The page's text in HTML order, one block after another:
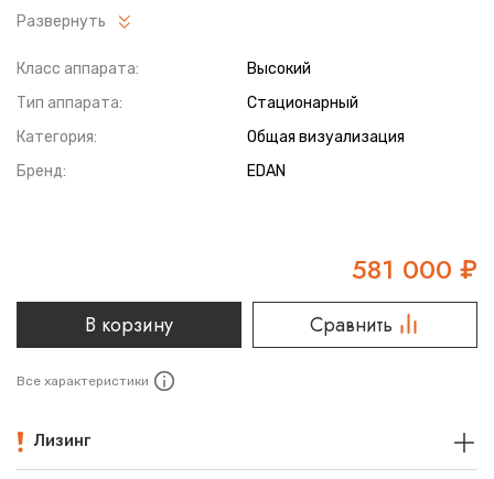
технологии и интеллектуальный рабочий процесс, чтобы
обеспечить более ценные инновации. Его отличное качество
выявлении в первичной медицинской помощи, обогащая
диагностическое применение и повышая клиническую
ценность.
Развернуть
Класс аппарата:
Высокий
Тип аппарата:
Стационарный
Категория:
Общая визуализация
Бренд:
EDAN
581 000 ₽
В корзину Сравнить
Все характеристики
Лизинг